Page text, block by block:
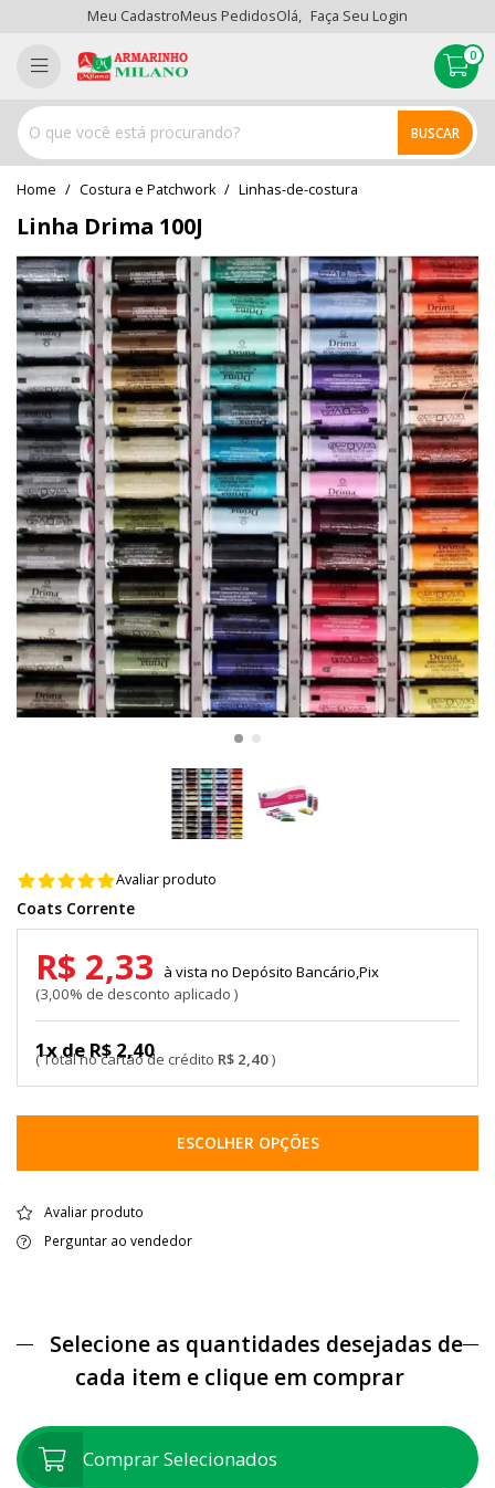
Meu CadastroMeus PedidosOlá, Faça Seu Login
BUSCAR
0
home Costura e Patchwork linhas-de-costura
Linha Drima 100J
Avaliar produto
Coats Corrente
R$ 2,40
1x de R$ 2,40
R$ 2,33
3,00% de desconto aplicado
Depósito Bancário,Pix
ESCOLHER OPÇÕES
Avaliar produto
Perguntar ao vendedor
Selecione as quantidades desejadas de
cada item e clique em comprar
Comprar Selecionados